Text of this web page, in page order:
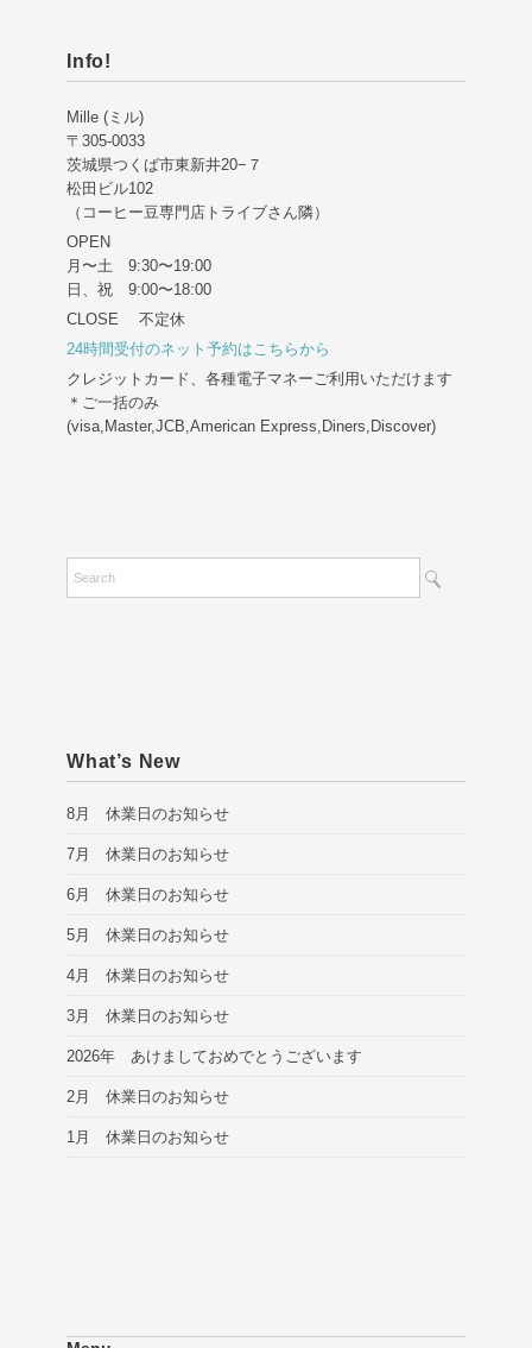
Info!
Mille (ミル)
〒305-0033
茨城県つくば市東新井20−７
松田ビル102
（コーヒー豆専門店トライブさん隣）
OPEN
月〜土 9:30〜19:00
日、祝 9:00〜18:00
CLOSE 不定休
24時間受付のネット予約はこちらから
クレジットカード、各種電子マネーご利用いただけます
＊ご一括のみ
(visa,Master,JCB,American Express,Diners,Discover)
What’s New
8月 休業日のお知らせ
7月 休業日のお知らせ
6月 休業日のお知らせ
5月 休業日のお知らせ
4月 休業日のお知らせ
3月 休業日のお知らせ
2026年 あけましておめでとうございます
2月 休業日のお知らせ
1月 休業日のお知らせ